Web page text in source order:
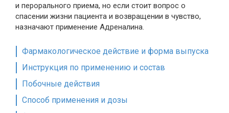
и перорального приема, но если стоит вопрос о
спасении жизни пациента и возвращении в чувство,
назначают применение Адреналина.
Фармакологическое действие и форма выпуска
Инструкция по применению и состав
Побочные действия
Способ применения и дозы